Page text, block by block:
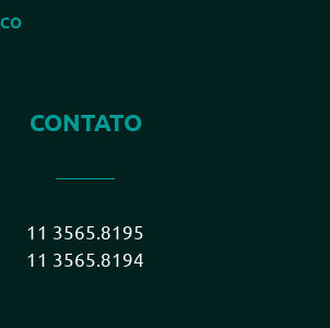
CONTATO
11 3565.8195
11 3565.8194